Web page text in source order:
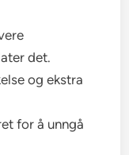
det.
og ekstra
for å unngå